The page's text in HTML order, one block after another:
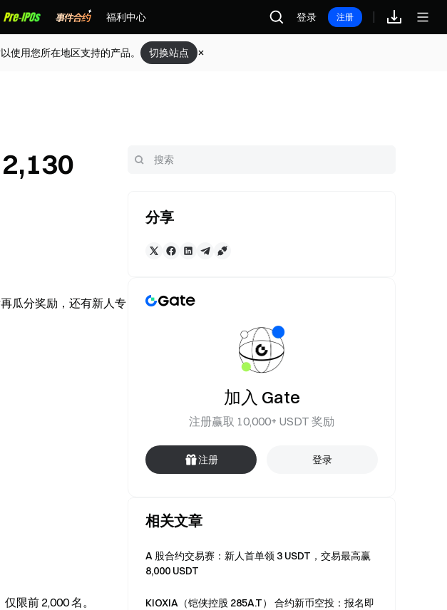
福利中心 登录 注册
使用您所在地区支持的产品。 切换站点
瓜分奖励，还有新人专
限前 2,000 名。
分享
加入 Gate
注册赢取 10,000+ USDT 奖励
注册 登录
相关文章
A 股合约交易赛：新人首单领 3 USDT，交易最高赢
8,000 USDT
KIOXIA（铠侠控股 285A.T） 合约新币空投：报名即